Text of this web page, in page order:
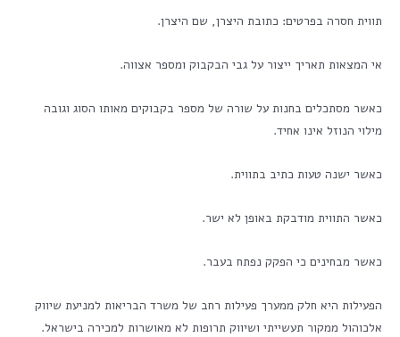
תווית חסרה בפרטים: כתובת היצרן, שם היצרן.
אי המצאות תאריך ייצור על גבי הבקבוק ומספר אצווה.
כאשר מסתכלים בחנות על שורה של מספר בקבוקים מאותו הסוג וגובה
מילוי הנוזל אינו אחיד.
כאשר ישנה טעות כתיב בתווית.
כאשר התווית מודבקת באופן לא ישר.
כאשר מבחינים כי הפקק נפתח בעבר.
הפעילות היא חלק ממערך פעילות רחב של משרד הבריאות למניעת שיווק
אלכוהול ממקור תעשייתי ושיווק תרופות לא מאושרות למכירה בישראל.